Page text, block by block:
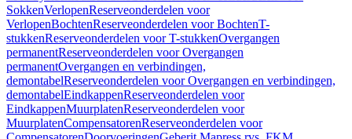
SokkenVerlopenReserveonderdelen voor
VerlopenBochtenReserveonderdelen voor BochtenT-
stukkenReserveonderdelen voor T-stukkenOvergangen
permanentReserveonderdelen voor Overgangen
permanentOvergangen en verbindingen,
demontabelReserveonderdelen voor Overgangen en verbindingen,
demontabelEindkappenReserveonderdelen voor
EindkappenMuurplatenReserveonderdelen voor
MuurplatenCompensatorenReserveonderdelen voor